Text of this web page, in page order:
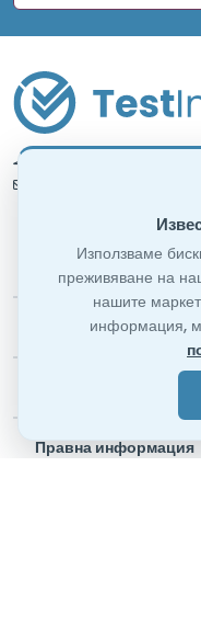
Отличителни
Правна информация
Използваме
преживяване на
нашите
информация,